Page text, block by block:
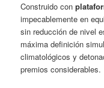
Construido con
impecablemente en
sin reducción de nivel
máxima definición
climatológicos y
premios considerables.